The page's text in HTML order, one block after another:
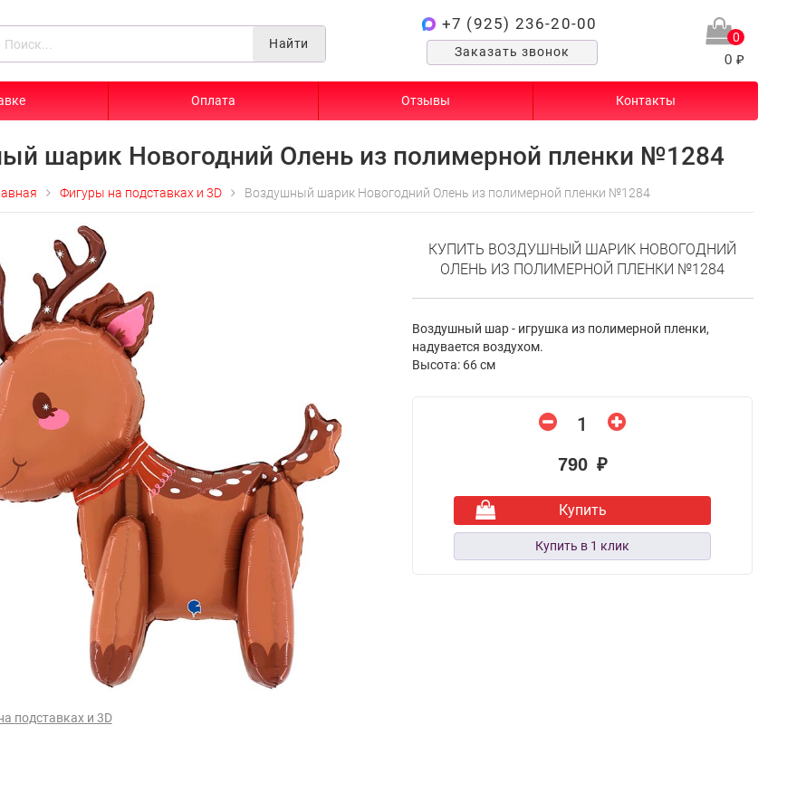
Найти
+7 (925) 236-20-00
Заказать звонок
0
0 ₽
Оплата Отзывы Контакты
шарик Новогодний Олень из полимерной пленки №1284
Фигуры на подставках и 3D Воздушный шарик Новогодний Олень из полимерной пленки №1284
подставках и 3D
КУПИТЬ ВОЗДУШНЫЙ ШАРИК НОВОГОДНИЙ
ОЛЕНЬ ИЗ ПОЛИМЕРНОЙ ПЛЕНКИ №1284
Воздушный шар - игрушка из полимерной пленки,
надувается воздухом.
Высота: 66 см
790 ₽
Купить